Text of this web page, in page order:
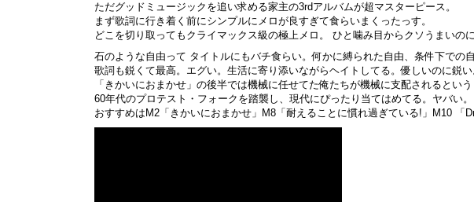
ただグッドミュージックを追い求める家主の3rdアルバムが超マスターピース。
まず歌詞に行き着く前にシンプルにメロが良すぎて食らいまくったっす。
どこを切り取ってもクライマックス級の極上メロ。 ひと噛み目からクソうまいの
石のような自由って タイトルにもバチ食らい。何かに縛られた自由、条件下での
歌詞も鋭くて最高。エグい。生活に寄り添いながらヘイトしてる。優しいのに鋭い
「きかいにおまかせ」の後半では機械に任せてた俺たちが機械に支配されると
60年代のプロテスト・フォークを踏襲し、現代にぴったり当てはめてる。ヤバい。
おすすめはM2「きかいにおまかせ」M8「耐えることに慣れ過ぎている!」M10 「